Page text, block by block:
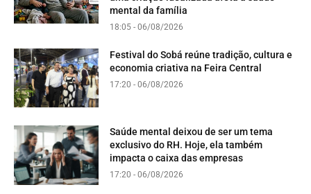
mental da família
18:05 - 06/08/2026
Festival do Sobá reúne tradição, cultura e
economia criativa na Feira Central
17:20 - 06/08/2026
Saúde mental deixou de ser um tema
exclusivo do RH. Hoje, ela também
impacta o caixa das empresas
17:20 - 06/08/2026